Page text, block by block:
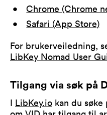
Chrome (Chrome
Safari (App Store)
For brukerveiledning,
LibKey Nomad User
Tilgang via søk på
I LibKey.io kan du søke